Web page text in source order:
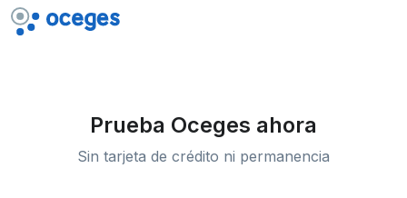
Prueba Oceges ahora
Sin tarjeta de crédito ni permanencia